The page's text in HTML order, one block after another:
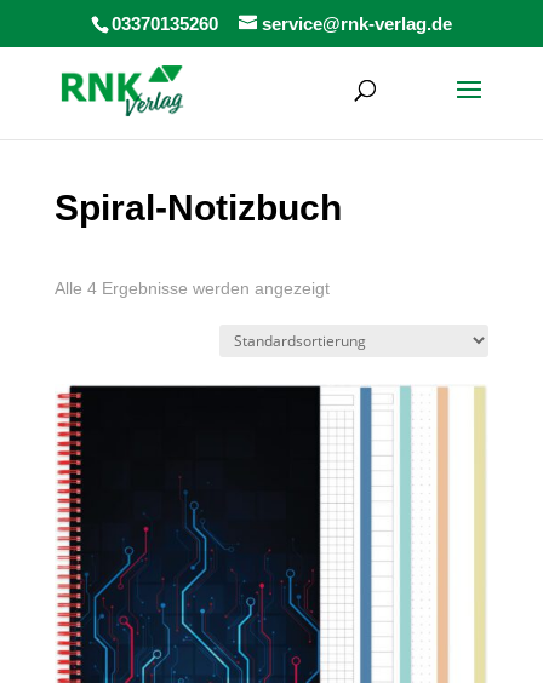
03370135260 service@rnk-verlag.de
Spiral-Notizbuch
Alle 4 Ergebnisse werden angezeigt